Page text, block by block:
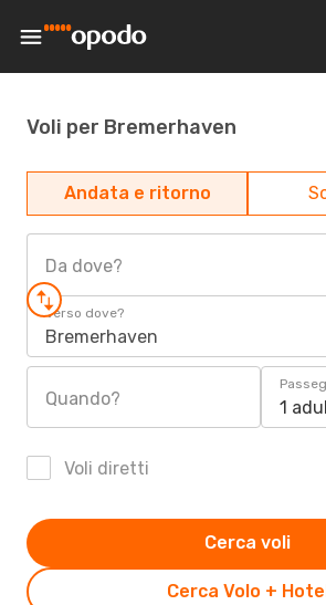
Voli per Bremerhaven
Andata e ritorno
Da dove?
Verso dove?
Bremerhaven
Quando? 1
Voli diretti
Cerca Volo +
Cerca voli